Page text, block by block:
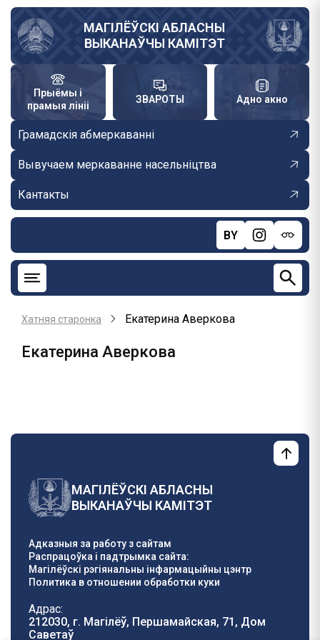
Skip
main
content
МАГІЛЁЎСКІ АБЛАСНЫ
ВЫКАНАЎЧЫ КАМІТЭТ
Прыёмы і
прамыя лініі
ЗВАРОТЫ Адно акно
Грамадскія абмеркаванні
Вывучаем меркаванне насельніцтва
Кантакты
BY
Хатняя старонка Екатерина Аверкова
Екатерина Аверкова
МАГІЛЁЎСКІ АБЛАСНЫ
ВЫКАНАЎЧЫ КАМІТЭТ
Адказныя за работу з сайтам
Распрацоўка і падтрымка сайта:
Магілёўскі рэгіянальны інфармацыйны цэнтр
Политика в отношении обработки куки
Адрас:
212030, г. Магілёў, Першамайская, 71, Дом
Саветаў